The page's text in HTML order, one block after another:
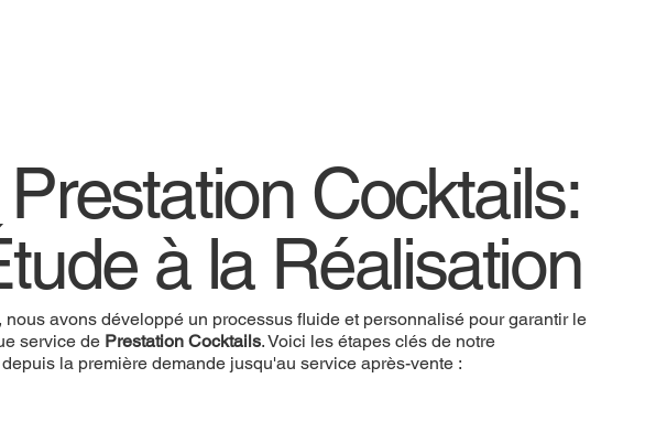
Cocktails:
à la Réalisation
, nous avons développé un processus fluide et personnalisé pour garantir le
service de Prestation Cocktails. Voici les étapes clés de notre
la première demande jusqu'au service après-vente :